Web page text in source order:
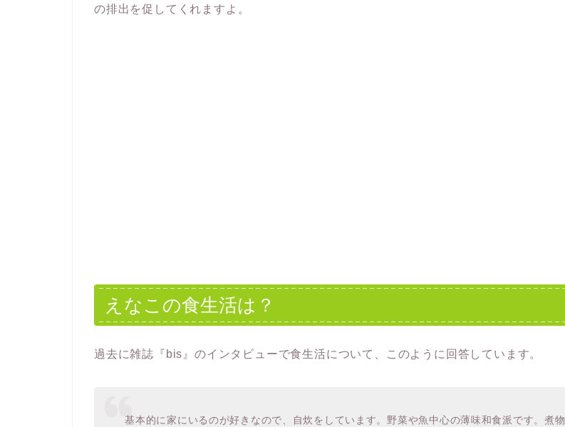
の排出を促してくれますよ。
えなこの食生活は？
過去に雑誌『bis』のインタビューで食生活について、このように回答しています。
基本的に家にいるのが好きなので、自炊をしています。野菜や魚中心の薄味和食派です。煮物